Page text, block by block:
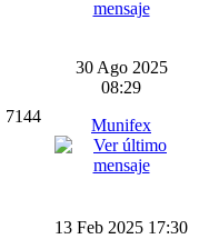
7144
30 Ago 2025
08:29
Munifex
13 Feb 2025 17:30